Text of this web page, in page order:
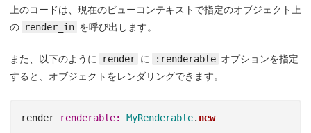
上のコードは、現在のビューコンテキストで指定のオブジェクト上
の render_in を呼び出します。
また、以下のように render に :renderable オプションを指定
すると、オブジェクトをレンダリングできます。
render renderable: MyRenderable. new